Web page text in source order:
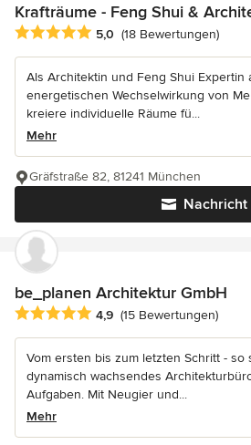
Krafträume - Feng Shui &
Durchschnittliche Bewertung: 5 von 5
5,0 (18 Bewertungen)
Als Architektin und Feng Shui Expertin
energetischen Wechselwirkung von
kreiere individuelle Räume fü...
Mehr
Nachricht
Gräfstraße 82, 81241 München
be_planen Architektur GmbH
Durchschnittliche Bewertung: 4.9 von
4,9 (15 Bewertungen)
Vom ersten bis zum letzten Schritt - so
dynamisch wachsendes
Aufgaben. Mit Neugier und...
Mehr